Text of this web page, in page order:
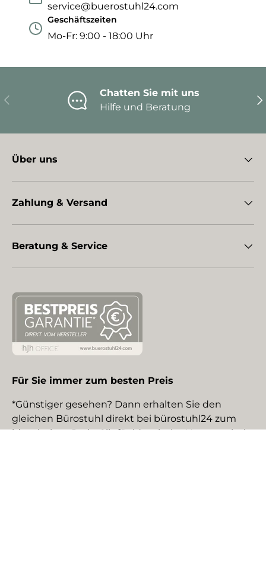
service@buerostuhl24.com
Geschäftszeiten
Mo-Fr: 9:00 - 18:00 Uhr
Vorherige
Chatten Sie mit uns
Hilfe und Beratung
Über uns
Zahlung & Versand
Beratung & Service
Für Sie immer zum besten Preis
*Günstiger gesehen? Dann erhalten Sie den
gleichen Bürostuhl direkt bei bürostuhl24 zum
identischen Preis. Gilt für identische Neuware bei